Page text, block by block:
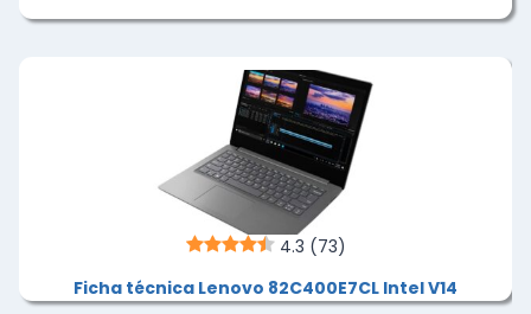
4.3 (73)
Ficha técnica Lenovo 82C400E7CL Intel V14